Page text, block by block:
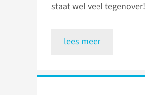
staat wel veel tegenover!
lees meer